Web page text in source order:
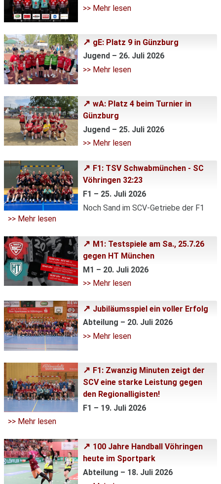
>> Mehr lesen
gE: Platz 9 in Günzburg
Jugend – 26. Juli 2026
>> Mehr lesen
wA: Platz 4 beim Turnier in
Günzburg
Jugend – 25. Juli 2026
>> Mehr lesen
F1: TSV Schwabmünchen - SC
Vöhringen 32:23
F1 – 25. Juli 2026
Noch Sand im SCV-Getriebe der F1
>> Mehr lesen
M1: Testspiele am Sa., 25.7.26
gegen HT München
M1 – 20. Juli 2026
>> Mehr lesen
Jubiläumsspiel ein voller Erfolg
Abteilung – 20. Juli 2026
>> Mehr lesen
F1: Zwanzig Minuten zeigt der
SCV eine starke Leistung gegen
den Regionalligisten!
F1 – 19. Juli 2026
>> Mehr lesen
100 Jahre Handball Vöhringen
heute im Sportpark
Abteilung – 18. Juli 2026